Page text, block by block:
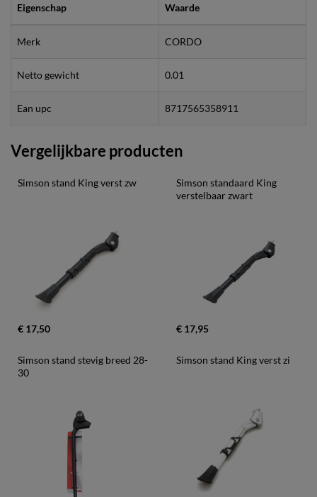
Eigenschap Waarde
Merk CORDO
Netto gewicht 0.01
Ean upc 8717565358911
Vergelijkbare producten
Simson stand King verst zw
€ 17,50
Simson standaard King
verstelbaar zwart
€ 17,95
Simson stand stevig breed 28-
30
Simson stand King verst zi